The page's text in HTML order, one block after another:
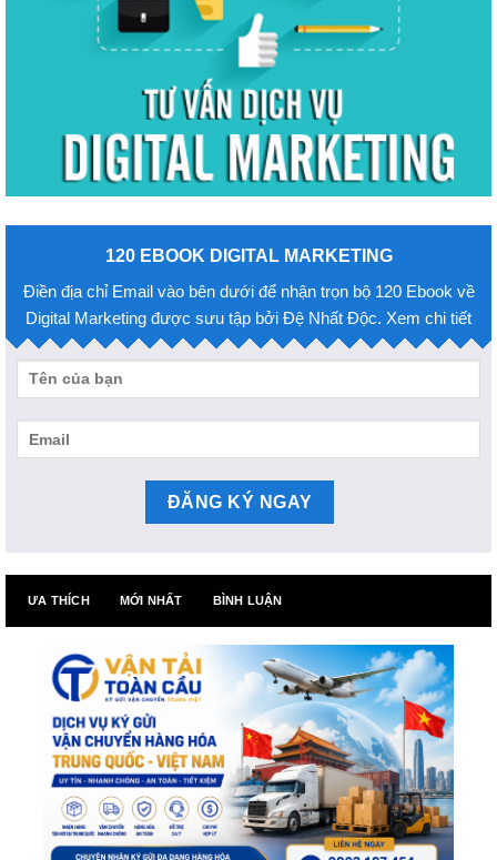
120 EBOOK DIGITAL MARKETING
Điền địa chỉ Email vào bên dưới để nhận trọn bộ 120 Ebook về
Digital Marketing được sưu tập bởi Đệ Nhất Độc. Xem chi tiết
ƯA THÍCH MỚI NHẤT BÌNH LUẬN